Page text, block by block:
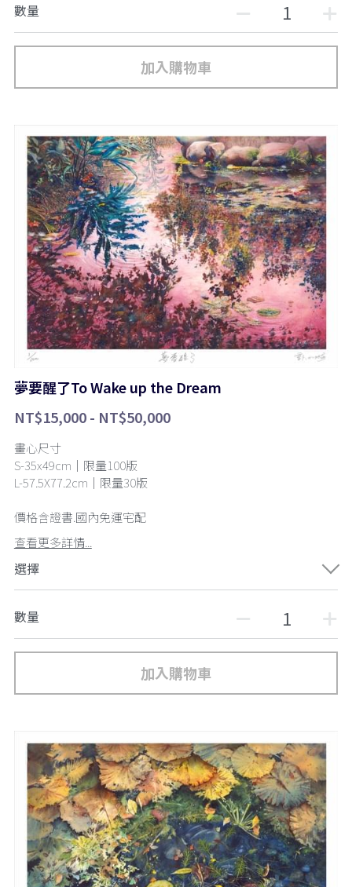
數量
加入購物車
夢要醒了To Wake up the Dream
NT$15,000 - NT$50,000
畫心尺寸
S-35x49cm｜限量100版
L-57.5X77.2cm｜限量30版
價格含證書.國內免運宅配
查看更多詳情...
選擇
數量
加入購物車